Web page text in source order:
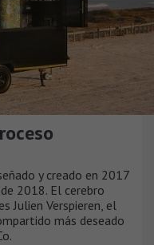
y creado en 2017
2018. El cerebro
Julien Verspieren, el
más deseado